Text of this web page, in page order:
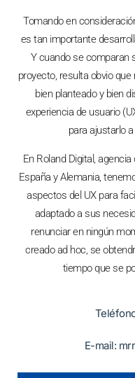
Tomando en
es tan importante
Y cuando se comparan
proyecto, resulta obvio
bien planteado y bien
experiencia de usuario
para ajustarlo
En Roland Digital,
España y Alemania,
aspectos del UX para
adaptado a sus
renunciar en ningún
creado ad hoc, se
tiempo que se
E-mail: